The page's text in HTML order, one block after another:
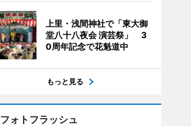
上里・浅間神社で「東大御
堂八十八夜会 演芸祭」 3
0周年記念で花魁道中
もっと見る
フォトフラッシュ